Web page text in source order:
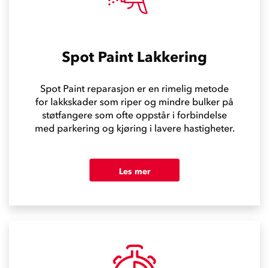
Spot Paint Lakkering
Spot Paint reparasjon er en rimelig metode
for lakkskader som riper og mindre bulker på
støtfangere som ofte oppstår i forbindelse
med parkering og kjøring i lavere hastigheter.
Les mer